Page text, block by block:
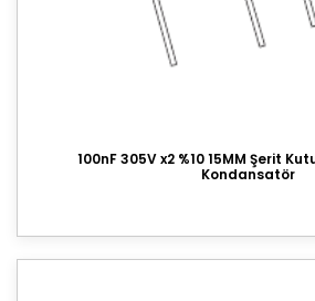
100nF 305V x2 %10 15MM Şerit
Kondansatör